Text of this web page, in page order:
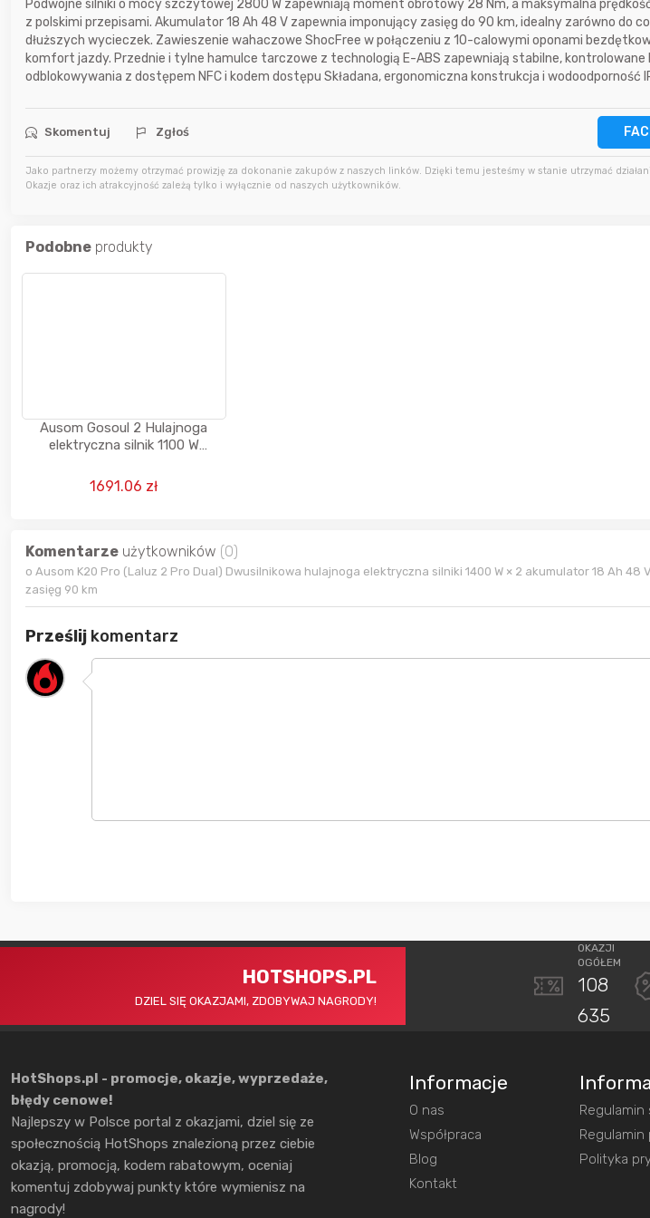
Podwójne silniki o mocy szczytowej 2800 W zapewniają moment obrotowy 28 Nm, a maksymalna
z polskimi przepisami. Akumulator 18 Ah 48 V zapewnia imponujący zasięg do 90 km, idealny zarówno do
dłuższych wycieczek. Zawieszenie wahaczowe ShocFree w połączeniu z 10-calowymi oponami
komfort jazdy. Przednie i tylne hamulce tarczowe z technologią E-ABS zapewniają stabilne,
odblokowywania z dostępem NFC i kodem dostępu Składana, ergonomiczna konstrukcja i wodoodporność
Skomentuj Zgłoś
Jako partnerzy możemy otrzymać prowizję za dokonanie zakupów z naszych linków. Dzięki temu jesteśmy w stanie utrzymać
Okazje oraz ich atrakcyjność zależą tylko i wyłącznie od naszych użytkowników.
Podobne produkty
Ausom Gosoul 2 Hulajnoga
elektryczna silnik 1100 W
20 km/h zasięg 70 km
1691.06 zł
Komentarze użytkowników (0)
o Ausom K20 Pro (Laluz 2 Pro Dual) Dwusilnikowa hulajnoga elektryczna silniki 1400 W × 2 akumulator 18 Ah 48 V
zasięg 90 km
Prześlij komentarz
15 godzin temu grozlik
wczoraj
5 minut temu Bolkox
6 godzin temu dabros
vojtad
HOTSHOPS.PL
DZIEL SIĘ OKAZJAMI, ZDOBYWAJ NAGRODY!
OKAZJI
OGÓŁEM
108
635
HotShops.pl - promocje, okazje, wyprzedaże,
błędy cenowe!
Najlepszy w Polsce portal z okazjami, dziel się ze
społecznością HotShops znalezioną przez ciebie
okazją, promocją, kodem rabatowym, oceniaj
komentuj zdobywaj punkty które wymienisz na
nagrody!
Informacje
O nas
Współpraca
Blog
Kontakt
Regulamin
Polityka